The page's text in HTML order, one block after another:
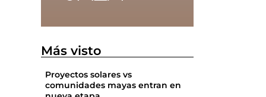
Más visto
Proyectos solares vs
comunidades mayas entran en